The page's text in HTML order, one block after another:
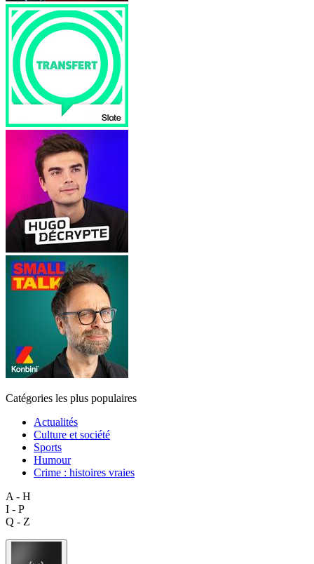
Catégories les plus populaires
Actualités
Culture et société
Sports
Humour
Crime : histoires vraies
A - H
I - P
Q - Z